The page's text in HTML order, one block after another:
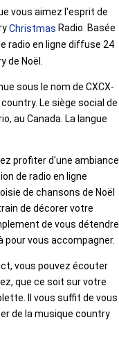
vous aimez l'esprit de
Christmas Radio. Basée
radio en ligne diffuse 24
Noël.
sous le nom de CXCX-
Le siège social de
au Canada. La langue
profiter d'une ambiance
de radio en ligne
de chansons de Noël
de décorer votre
de vous détendre
pour vous accompagner.
vous pouvez écouter
que ce soit sur votre
Il vous suffit de vous
de la musique country